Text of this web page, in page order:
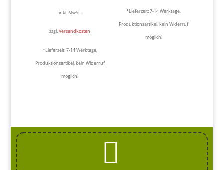
inkl. MwSt.
zzgl.Versandkosten
*Lieferzeit:7-14 Werktage,
Produktionsartikel, kein Widerruf
möglich!
*Lieferzeit:7-14 Werktage,
Produktionsartikel, kein Widerruf
möglich!
